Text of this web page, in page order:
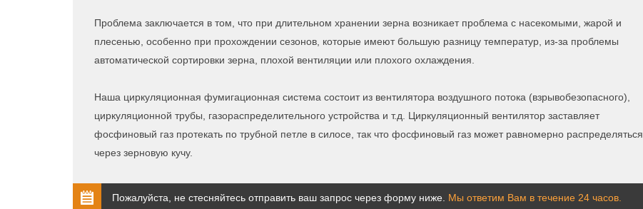
Проблема заключается в том, что при длительном хранении зерна возникает проблема с насекомыми, жарой и
плесенью, особенно при прохождении сезонов, которые имеют большую разницу температур, из-за проблемы
автоматической сортировки зерна, плохой вентиляции или плохого охлаждения.
Наша циркуляционная фумигационная система состоит из вентилятора воздушного потока (взрывобезопасного),
циркуляционной трубы, газораспределительного устройства и т.д. Циркуляционный вентилятор заставляет
фосфиновый газ протекать по трубной петле в силосе, так что фосфиновый газ может равномерно распределяться
через зерновую кучу.
Пожалуйста, не стесняйтесь отправить ваш запрос через форму ниже. Мы ответим Вам в течение 24 часов.